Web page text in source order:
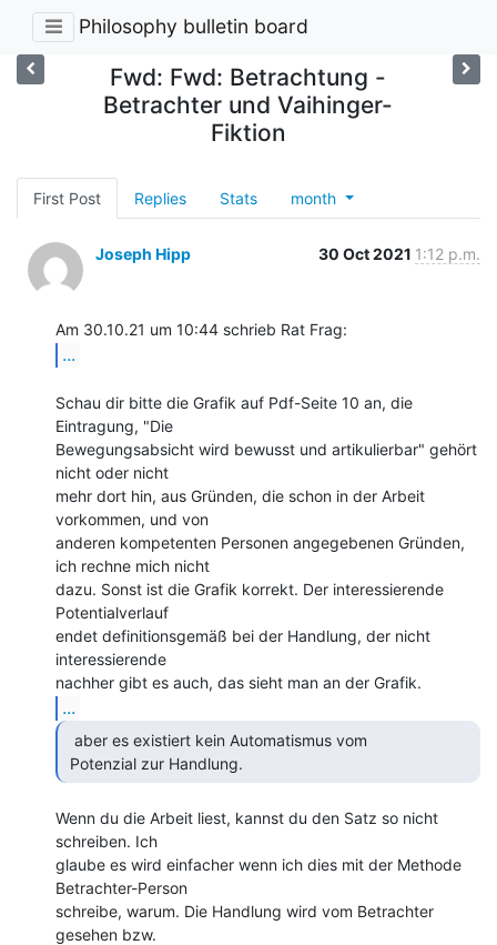
Philosophy bulletin board
Fwd: Fwd: Betrachtung -
Betrachter und Vaihinger-
Fiktion
First Post Replies Stats month
Joseph Hipp 30 Oct 2021 1:12 p.m.
...
Schau dir bitte die Grafik auf Pdf-Seite 10 an, die
Eintragung, "Die
Bewegungsabsicht wird bewusst und artikulierbar" gehört
nicht oder nicht
mehr dort hin, aus Gründen, die schon in der Arbeit
vorkommen, und von
anderen kompetenten Personen angegebenen Gründen,
ich rechne mich nicht
dazu. Sonst ist die Grafik korrekt. Der interessierende
Potentialverlauf
endet definitionsgemäß bei der Handlung, der nicht
interessierende
...
Potenzial zur Handlung.
Wenn du die Arbeit liest, kannst du den Satz so nicht
schreiben. Ich
glaube es wird einfacher wenn ich dies mit der Methode
Betrachter-Person
schreibe, warum. Die Handlung wird vom Betrachter
gesehen bzw.